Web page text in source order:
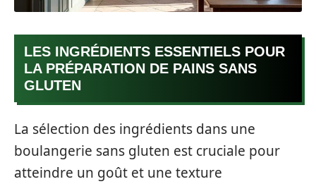
LES INGRÉDIENTS ESSENTIELS POUR
LA PRÉPARATION DE PAINS SANS
GLUTEN
La sélection des ingrédients dans une
boulangerie sans gluten est cruciale pour
atteindre un goût et une texture